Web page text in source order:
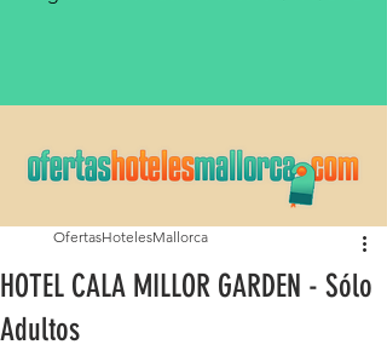
HOTEL CALA MILLOR GARDEN - Sólo
Adultos
OfertasHotelesMallorca